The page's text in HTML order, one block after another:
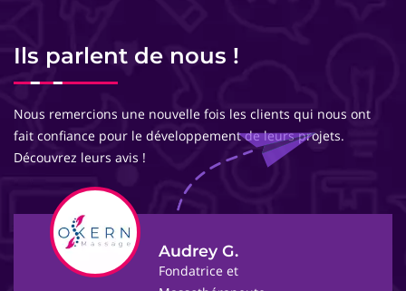
Ils parlent de nous !
Nous remercions une nouvelle fois les clients qui nous ont
fait confiance pour le développement de leurs projets.
Découvrez leurs avis !
Audrey G.
Fondatrice et